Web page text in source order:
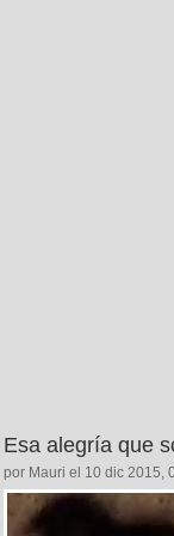
Esa alegría que
por Mauri el 10 dic 2015,